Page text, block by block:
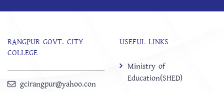
RANGPUR GOVT. CITY
COLLEGE
gcirangpur@yahoo.con
USEFUL LINKS
Ministry of
Education(SHED)